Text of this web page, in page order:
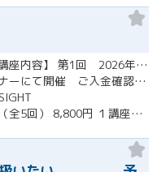
【開催日程・講座内容】 第1回 2026年10月31日（土）19：00～20：30（見逃し配信視聴期間：2026…開催
ZOOMウェビナーにて開催 ご入金確認後メールにてURLをお知らせいたします
シリーズ受講（全5回） 8,800円 １講座ごと 2,200円